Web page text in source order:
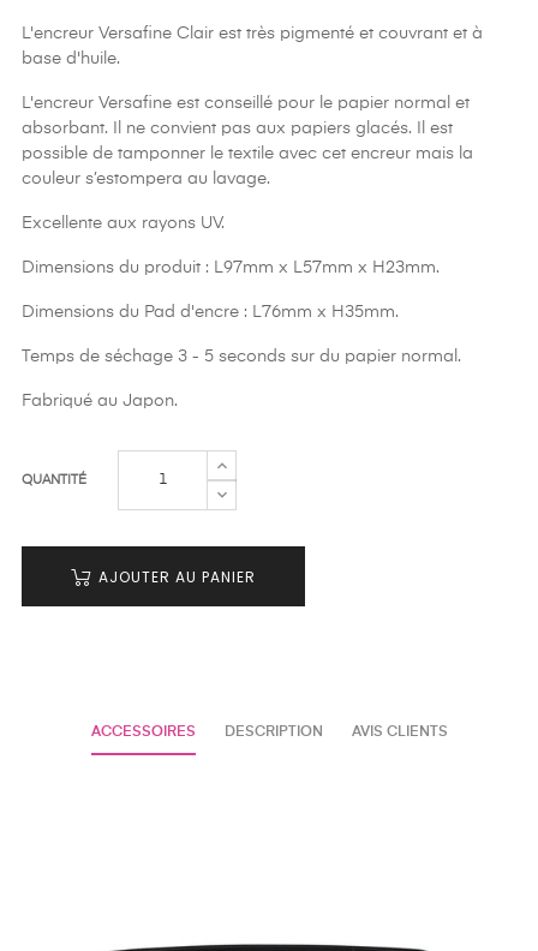
L'encreur Versafine Clair est très pigmenté et couvrant et à
base d'huile.
L'encreur Versafine est conseillé pour le papier normal et
absorbant. Il ne convient pas aux papiers glacés. Il est
possible de tamponner le textile avec cet encreur mais la
couleur s’estompera au lavage.
Excellente aux rayons UV.
Dimensions du produit : L97mm x L57mm x H23mm.
Dimensions du Pad d'encre : L76mm x H35mm.
Temps de séchage 3 - 5 seconds sur du papier normal.
Fabriqué au Japon.
QUANTITÉ
AJOUTER AU PANIER
ACCESSOIRES DESCRIPTION AVIS CLIENTS